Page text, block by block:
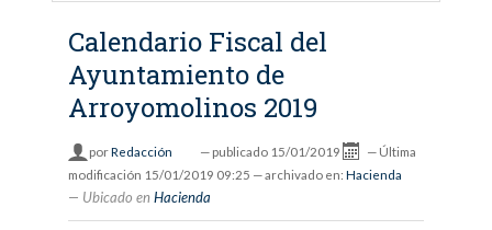
Calendario Fiscal del
Ayuntamiento de
Arroyomolinos 2019
porRedacción — publicado 15/01/2019 — Última
modificación 15/01/2019 09:25 — archivado en: Hacienda
Ubicado en Hacienda